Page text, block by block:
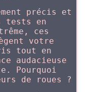
précis et
tests en
ces
votre
tout en
audacieuse
Pourquoi
de roues ?